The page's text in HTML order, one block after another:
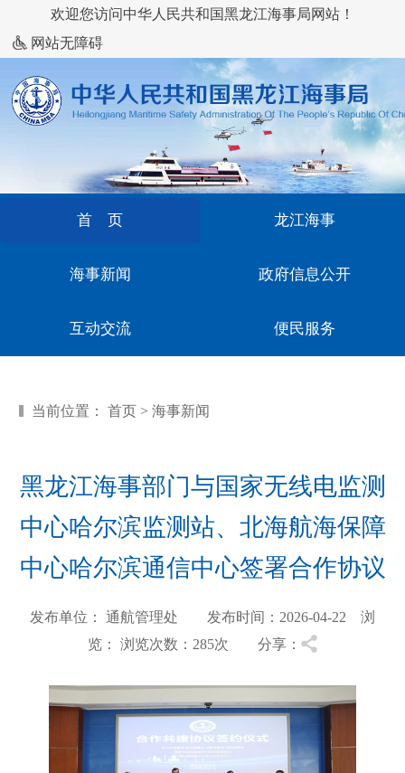
欢迎您访问中华人民共和国黑龙江海事局网站！
网站无障碍
首 页 龙江海事
海事新闻 政府信息公开
互动交流 便民服务
当前位置： 首页 > 海事新闻
黑龙江海事部门与国家无线电监测
中心哈尔滨监测站、北海航海保障
中心哈尔滨通信中心签署合作协议
发布单位： 通航管理处 发布时间：2026-04-22 浏
览： 浏览次数：285次 分享：